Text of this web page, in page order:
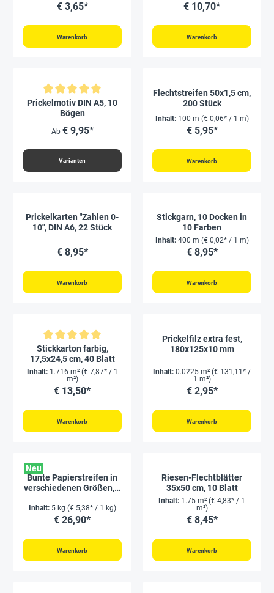
€ 3,65*
Warenkorb
€ 10,70*
Warenkorb
Durchschnittliche Bewertung von 5 von 5 Sternen
Prickelmotiv DIN A5, 10
Bögen
Ab € 9,95*
Varianten
Flechtstreifen 50x1,5 cm,
200 Stück
Inhalt: 100 m (€ 0,06* / 1 m)
€ 5,95*
Warenkorb
Prickelkarten "Zahlen 0-
10", DIN A6, 22 Stück
€ 8,95*
Warenkorb
Stickgarn, 10 Docken in
10 Farben
Inhalt: 400 m (€ 0,02* / 1 m)
€ 8,95*
Warenkorb
Durchschnittliche Bewertung von 5 von 5 Sternen
Stickkarton farbig,
17,5x24,5 cm, 40 Blatt
Inhalt: 1.716 m² (€ 7,87* / 1
m²)
€ 13,50*
Warenkorb
Prickelfilz extra fest,
180x125x10 mm
Inhalt: 0.0225 m² (€ 131,11* /
1 m²)
€ 2,95*
Warenkorb
Neu
Bunte Papierstreifen in
verschiedenen Größen, 5
Inhalt: 5 kg (€ 5,38* / 1 kg)
€ 26,90*
Warenkorb
Riesen-Flechtblätter
35x50 cm, 10 Blatt
Inhalt: 1.75 m² (€ 4,83* / 1
m²)
€ 8,45*
Warenkorb